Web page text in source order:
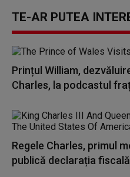
TE-AR PUTEA
Prințul William,
Charles, la podcastul
Regele Charles, primul
publică declarația